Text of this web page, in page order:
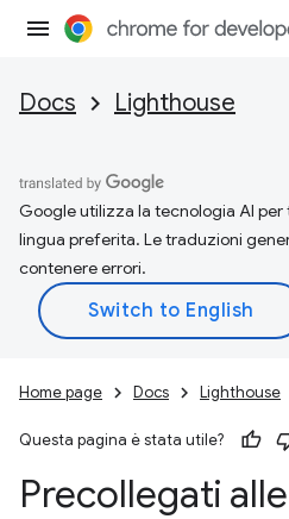
Docs Lighthouse
Google utilizza la tecnologia AI
lingua preferita. Le traduzioni
contenere errori.
Home page Docs Lighthouse
Questa pagina è stata utile?
Precollegati